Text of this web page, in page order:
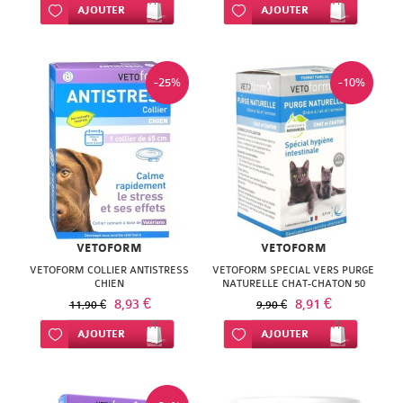
NATURACTIVE
NUTRITION
NATURE'S
PLUS
NEW
NORDIC
OENOBIOL
BAIN
SENS
DES
FLEURS
LIFT'ARGAN
MELVITA
NAT
&
FORM
Ajouter à ma liste d’envie
AJOUTER Ajouter à ma liste d’envie
AJOUTER
-25%
VETOFORM
VETOFORM COLLIER ANTISTRESS
CHIEN
11,90 € 8,93 €
Ajouter à ma liste d’envie
AJOUTER
-10%
VETOFORM
VETOFORM SPECIAL VERS PURGE
NATURELLE CHAT-CHATON 50
COMPRIMES
9,90 € 8,91 €
Ajouter à ma liste d’envie
AJOUTER